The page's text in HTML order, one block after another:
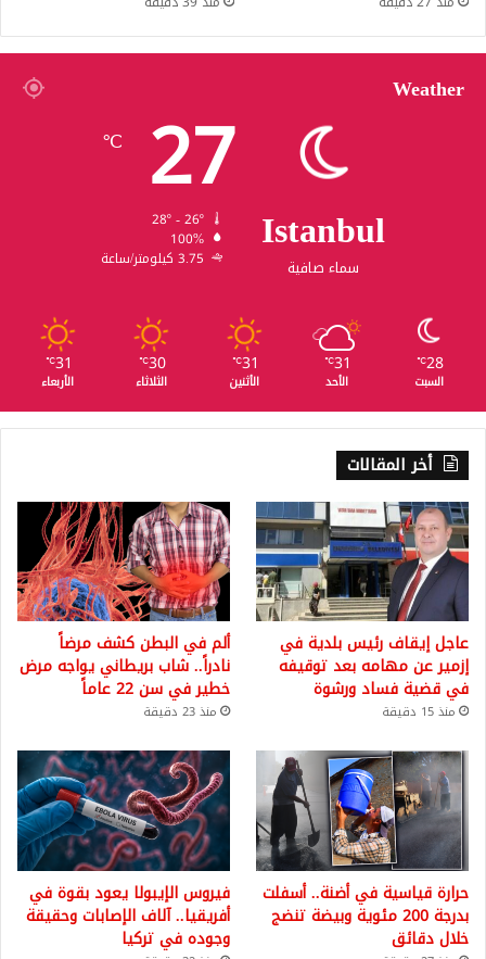
Weather
Istanbul
سماء صافية
27
℃
100%
3.75 كيلومتر/ساعة
28
℃
السبت
31
℃
الأحد
31
℃
الأثنين
30
℃
الثلاثاء
31
℃
الأربعاء
أخر المقالات
عاجل إيقاف رئيس بلدية في
إزمير عن مهامه بعد توقيفه
في قضية فساد ورشوة
منذ 15 دقيقة
ألم في البطن كشف مرضاً
نادراً.. شاب بريطاني يواجه مرض
خطير في سن 22 عاماً
منذ 23 دقيقة
حرارة قياسية في أضنة.. أسفلت
بدرجة 200 مئوية وبيضة تنضج
خلال دقائق
فيروس الإيبولا يعود بقوة في
أفريقيا.. آلاف الإصابات وحقيقة
وجوده في تركيا